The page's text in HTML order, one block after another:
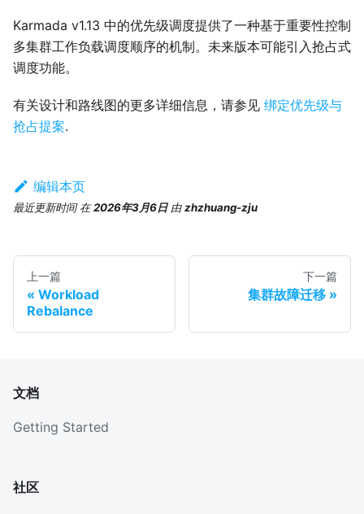
Karmada v1.13 中的优先级调度提供了一种基于重要性控制
多集群工作负载调度顺序的机制。未来版本可能引入抢占式
调度功能。
有关设计和路线图的更多详细信息，请参见 绑定优先级与
抢占提案.
编辑本页
最近更新时间在2026年3月6日由zhzhuang-zju
上一篇
Workload
Rebalance
下一篇
集群故障迁移
文档
Getting Started
社区